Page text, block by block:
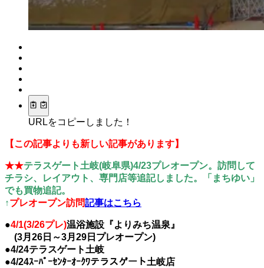
URLをコピーしました！
【この記事よりも新しい記事があります】
★★テラスゲート土岐(岐阜県)4/23プレオープン。訪問して
チラシ、レイアウト、専門店等追記しました。「まちゆい」
でも買物追記。
↑プレオープン訪問記事はこちら
●4/1(3/26プレ)温浴施設『よりみち温泉』
(3月26日～3月29日プレオープン)
●4/24テラスゲート土岐
●4/24ｽｰﾊﾟｰｾﾝﾀｰｵｰｸﾜテラスゲート土岐店